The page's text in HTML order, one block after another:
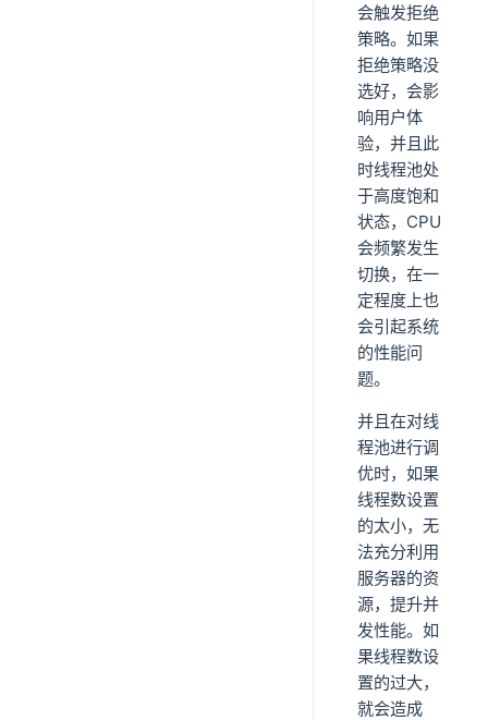
会触发拒绝
策略。如果
拒绝策略没
选好，会影
响用户体
验，并且此
时线程池处
于高度饱和
状态，CPU
会频繁发生
切换，在一
定程度上也
会引起系统
的性能问
题。
并且在对线
程池进行调
优时，如果
线程数设置
的太小，无
法充分利用
服务器的资
源，提升并
发性能。如
果线程数设
置的过大，
就会造成